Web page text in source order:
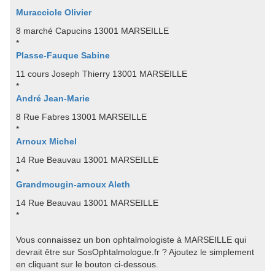
Muracciole Olivier
8 marché Capucins 13001 MARSEILLE
*
Plasse-Fauque Sabine
11 cours Joseph Thierry 13001 MARSEILLE
*
André Jean-Marie
8 Rue Fabres 13001 MARSEILLE
*
Arnoux Michel
14 Rue Beauvau 13001 MARSEILLE
*
Grandmougin-arnoux Aleth
14 Rue Beauvau 13001 MARSEILLE
*
Vous connaissez un bon ophtalmologiste à MARSEILLE qui
devrait être sur SosOphtalmologue.fr ? Ajoutez le simplement
en cliquant sur le bouton ci-dessous.